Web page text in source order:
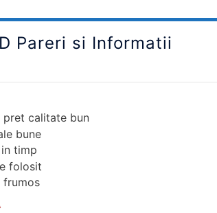
Pareri si Informatii
pret calitate bun
bune
timp
folosit
frumos